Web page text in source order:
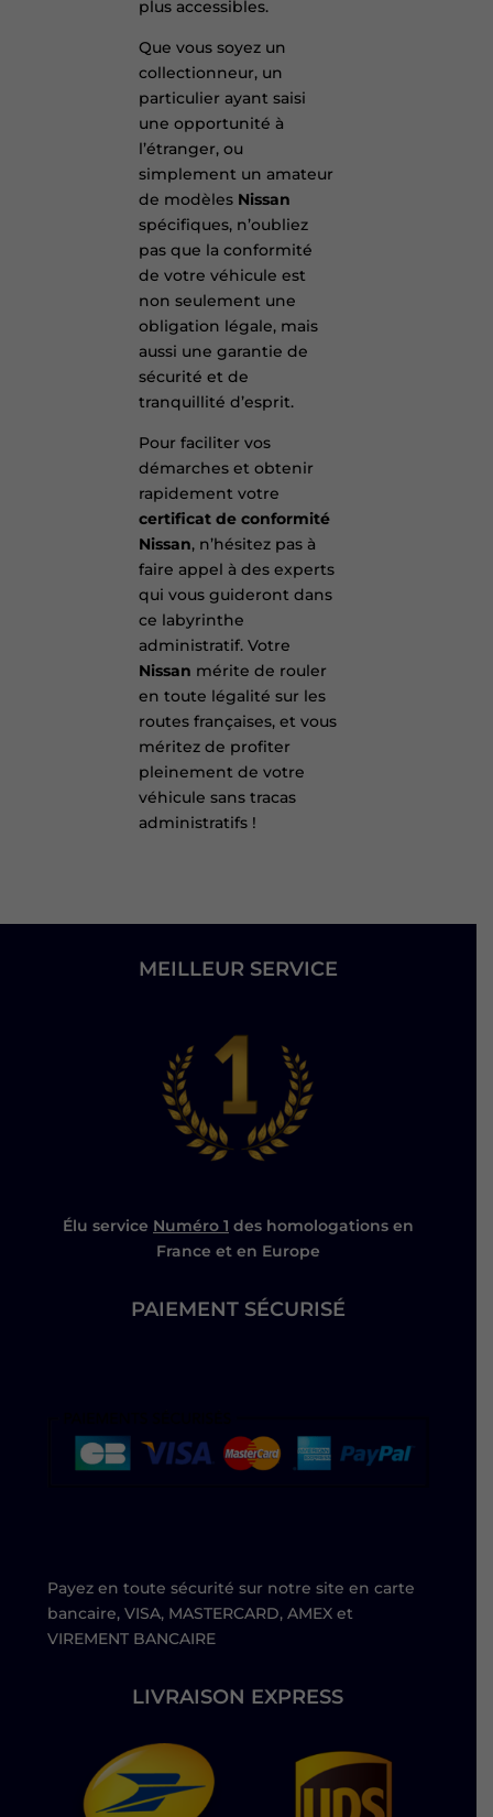
plus accessibles.
Que vous soyez un
collectionneur, un
particulier ayant saisi
une opportunité à
l’étranger, ou
simplement un amateur
de modèles Nissan
spécifiques, n’oubliez
pas que la conformité
de votre véhicule est
non seulement une
obligation légale, mais
aussi une garantie de
sécurité et de
tranquillité d’esprit.
Pour faciliter vos
démarches et obtenir
rapidement votre
certificat de conformité
Nissan, n’hésitez pas à
faire appel à des experts
qui vous guideront dans
ce labyrinthe
administratif. Votre
Nissan mérite de rouler
en toute légalité sur les
routes françaises, et vous
méritez de profiter
pleinement de votre
véhicule sans tracas
administratifs !
MEILLEUR SERVICE
Élu service Numéro 1 des homologations en
France et en Europe
PAIEMENT SÉCURISÉ
Payez en toute sécurité sur notre site en carte
bancaire, VISA, MASTERCARD, AMEX et
VIREMENT BANCAIRE
LIVRAISON EXPRESS